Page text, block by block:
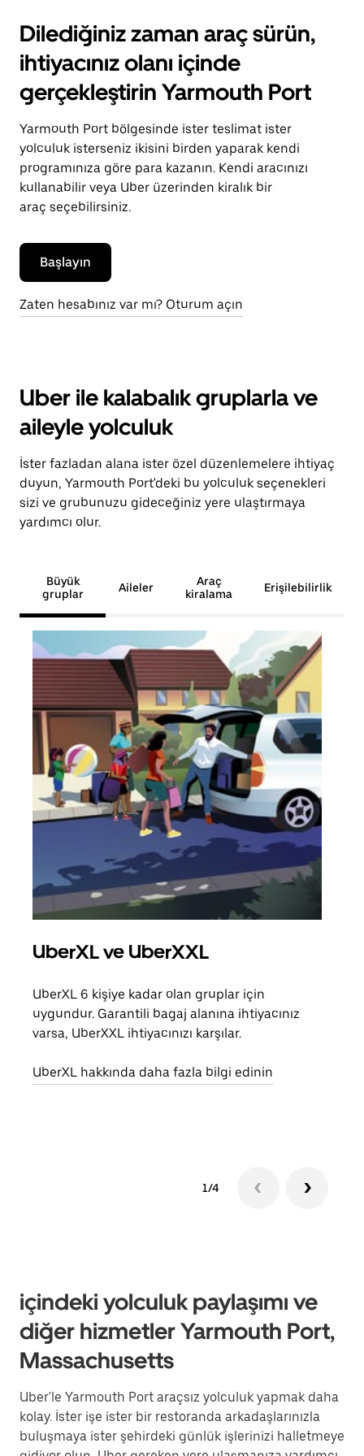
Dilediğiniz zaman araç sürün,
ihtiyacınız olanı içinde
gerçekleştirin Yarmouth Port
Yarmouth Port bölgesinde ister teslimat ister
yolculuk isterseniz ikisini birden yaparak kendi
programınıza göre para kazanın. Kendi aracınızı
kullanabilir veya Uber üzerinden kiralık bir
araç seçebilirsiniz.
Başlayın
Zaten hesabınız var mı? Oturum açın
Uber ile kalabalık gruplarla ve
aileyle yolculuk
İster fazladan alana ister özel düzenlemelere ihtiyaç
duyun, Yarmouth Port'deki bu yolculuk seçenekleri
sizi ve grubunuzu gideceğiniz yere ulaştırmaya
yardımcı olur.
Büyük
gruplar
Aileler
Araç
kiralama
Erişilebilirlik
UberXL ve UberXXL
UberXL 6 kişiye kadar olan gruplar için
uygundur. Garantili bagaj alanına ihtiyacınız
varsa, UberXXL ihtiyacınızı karşılar.
UberXL hakkında daha fazla bilgi edinin
1/4
içindeki yolculuk paylaşımı ve
diğer hizmetler Yarmouth Port,
Massachusetts
Uber'le Yarmouth Port araçsız yolculuk yapmak daha
kolay. İster işe ister bir restoranda arkadaşlarınızla
buluşmaya ister şehirdeki günlük işlerinizi halletmeye